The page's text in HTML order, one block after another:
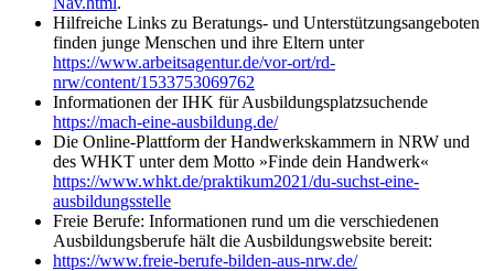
Hilfreiche Links zu Beratungs- und Unterstützungsangeboten
finden junge Menschen und ihre Eltern unter
https://www.arbeitsagentur.de/vor-ort/rd-
nrw/content/1533753069762
Informationen der IHK für Ausbildungsplatzsuchende
https://mach-eine-ausbildung.de/
Die Online-Plattform der Handwerkskammern in NRW und
des WHKT unter dem Motto »Finde dein Handwerk«
https://www.whkt.de/praktikum2021/du-suchst-eine-
ausbildungsstelle
Freie Berufe: Informationen rund um die verschiedenen
Ausbildungsberufe hält die Ausbildungswebsite bereit:
https://www.freie-berufe-bilden-aus-nrw.de/